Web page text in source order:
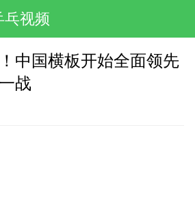
乓视频
中国横板开始全面领先
战